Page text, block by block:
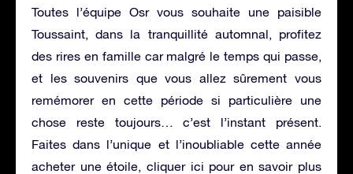
Toutes l’équipe Osr vous souhaite une paisible
Toussaint, dans la tranquillité automnal, profitez
des rires en famille car malgré le temps qui passe,
et les souvenirs que vous allez sûrement vous
remémorer en cette période si particulière une
chose reste toujours… c’est l’instant présent.
Faites dans l’unique et l’inoubliable cette année
acheter une étoile, cliquer ici pour en savoir plus